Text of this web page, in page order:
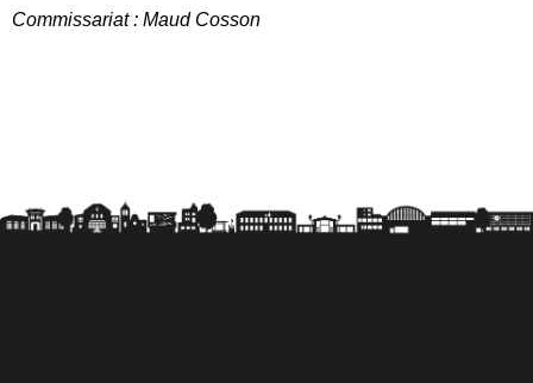
Commissariat : Maud Cosson